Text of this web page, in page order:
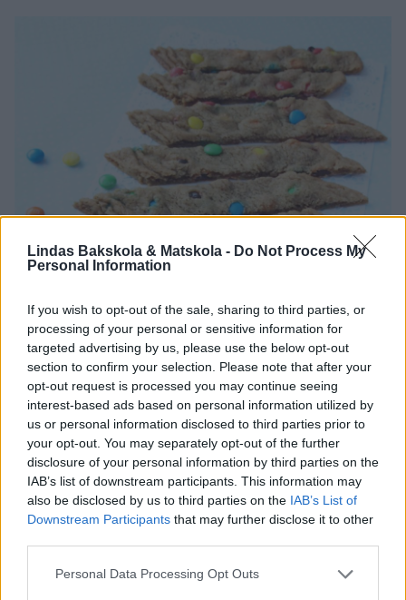
Lindas Bakskola & Matskola - Do Not Process My
Personal Information
If you wish to opt-out of the sale, sharing to third parties, or
processing of your personal or sensitive information for
targeted advertising by us, please use the below opt-out
section to confirm your selection. Please note that after your
opt-out request is processed you may continue seeing
interest-based ads based on personal information utilized by
us or personal information disclosed to third parties prior to
your opt-out. You may separately opt-out of the further
disclosure of your personal information by third parties on the
IAB’s list of downstream participants. This information may
also be disclosed by us to third parties on the IAB’s List of
Downstream Participants that may further disclose it to other
Personal Data Processing Opt Outs
Mums! Färdiga att avnjutas.